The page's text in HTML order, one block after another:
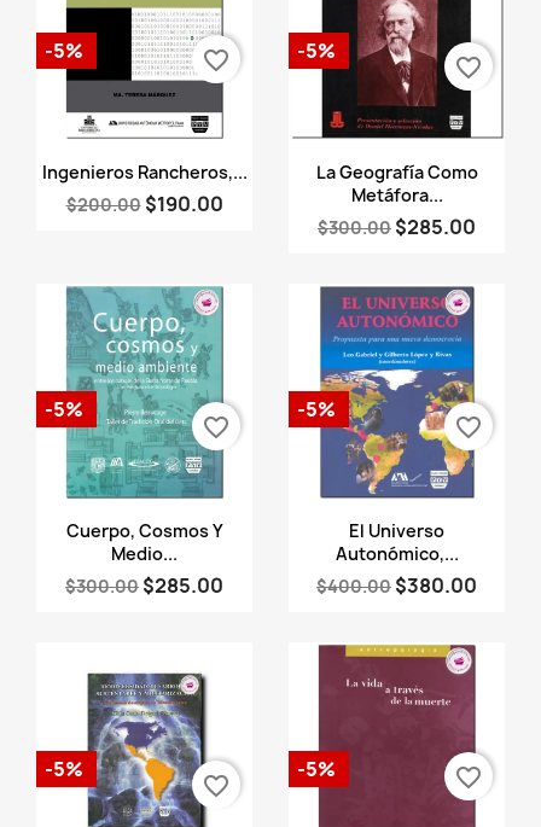
Vista rápida
Ingenieros Rancheros,...
$200.00 $190.00
-5% favorite_border
Vista rápida
La Geografía Como
Metáfora...
$300.00 $285.00
-5%
favorite_border
Vista rápida
Cuerpo, Cosmos Y
Medio...
$300.00 $285.00
-5%
favorite_border
Vista rápida
El Universo
Autonómico,...
$400.00 $380.00
-5%
favorite_border
-5%
favorite_border
-5% favorite_border